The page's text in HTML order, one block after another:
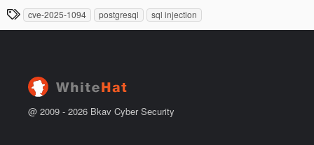
đ
ầ
u
y
u
T
h
cve-2025-1094 postgresql sql injection
@ 2009 - 2026 Bkav Cyber Security